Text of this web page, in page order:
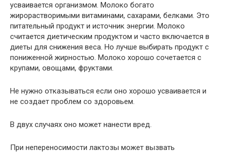
усваивается организмом. Молоко богато
жирорастворимыми витаминами, сахарами, белками. Это
питательный продукт и источник энергии. Молоко
считается диетическим продуктом и часто включается в
диеты для снижения веса. Но лучше выбирать продукт с
пониженной жирностью. Молоко хорошо сочетается с
крупами, овощами, фруктами.
Не нужно отказываться если оно хорошо усваивается и
не создает проблем со здоровьем.
В двух случаях оно может нанести вред.
При непереносимости лактозы может вызвать